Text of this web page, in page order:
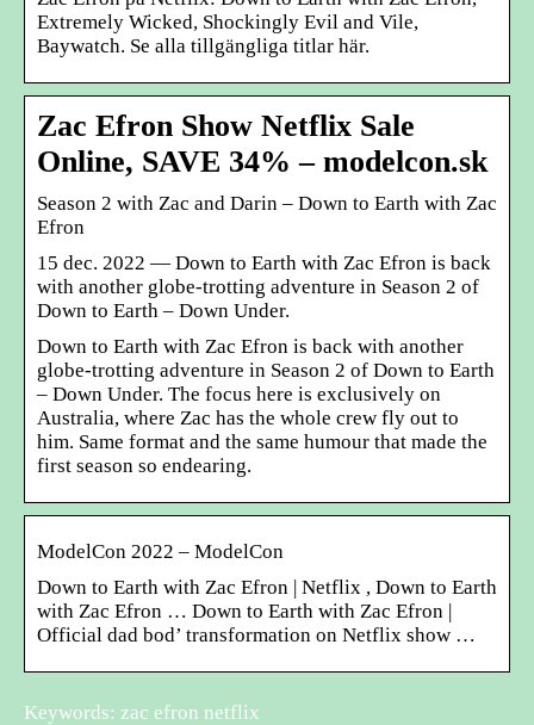
Extremely Wicked, Shockingly Evil and Vile,
Baywatch. Se alla tillgängliga titlar här.
Zac Efron Show Netflix Sale
Online, SAVE 34% – modelcon.sk
Season 2 with Zac and Darin – Down to Earth with Zac
Efron
15 dec. 2022 — Down to Earth with Zac Efron is back
with another globe-trotting adventure in Season 2 of
Down to Earth – Down Under.
Down to Earth with Zac Efron is back with another
globe-trotting adventure in Season 2 of Down to Earth
– Down Under. The focus here is exclusively on
Australia, where Zac has the whole crew fly out to
him. Same format and the same humour that made the
first season so endearing.
ModelCon 2022 – ModelCon
Down to Earth with Zac Efron | Netflix , Down to Earth
with Zac Efron … Down to Earth with Zac Efron |
Official dad bod’ transformation on Netflix show …
Keywords: zac efron netflix